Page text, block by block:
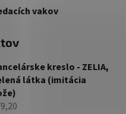
vakov
kreslo - ZELIA,
látka (imitácia